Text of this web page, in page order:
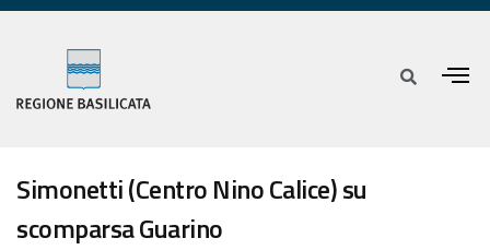
Simonetti (Centro Nino Calice) su
scomparsa Guarino